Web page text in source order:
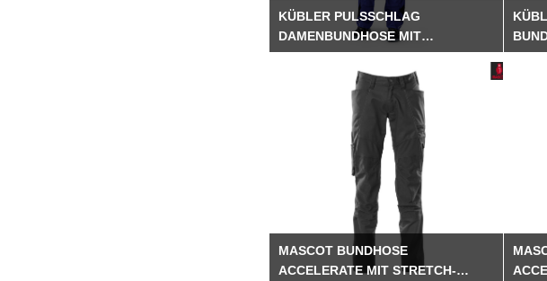
KÜBLER PULSSCHLAG
DAMENBUNDHOSE MIT
CORDURA®-KNIE
MASCOT BUNDHOSE
ACCELERATE MIT STRETCH-